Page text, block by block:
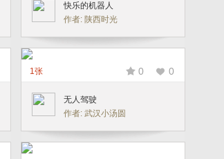
快乐的机器人
作者: 陕西时光
1张 0 0
无人驾驶
作者: 武汉小汤圆